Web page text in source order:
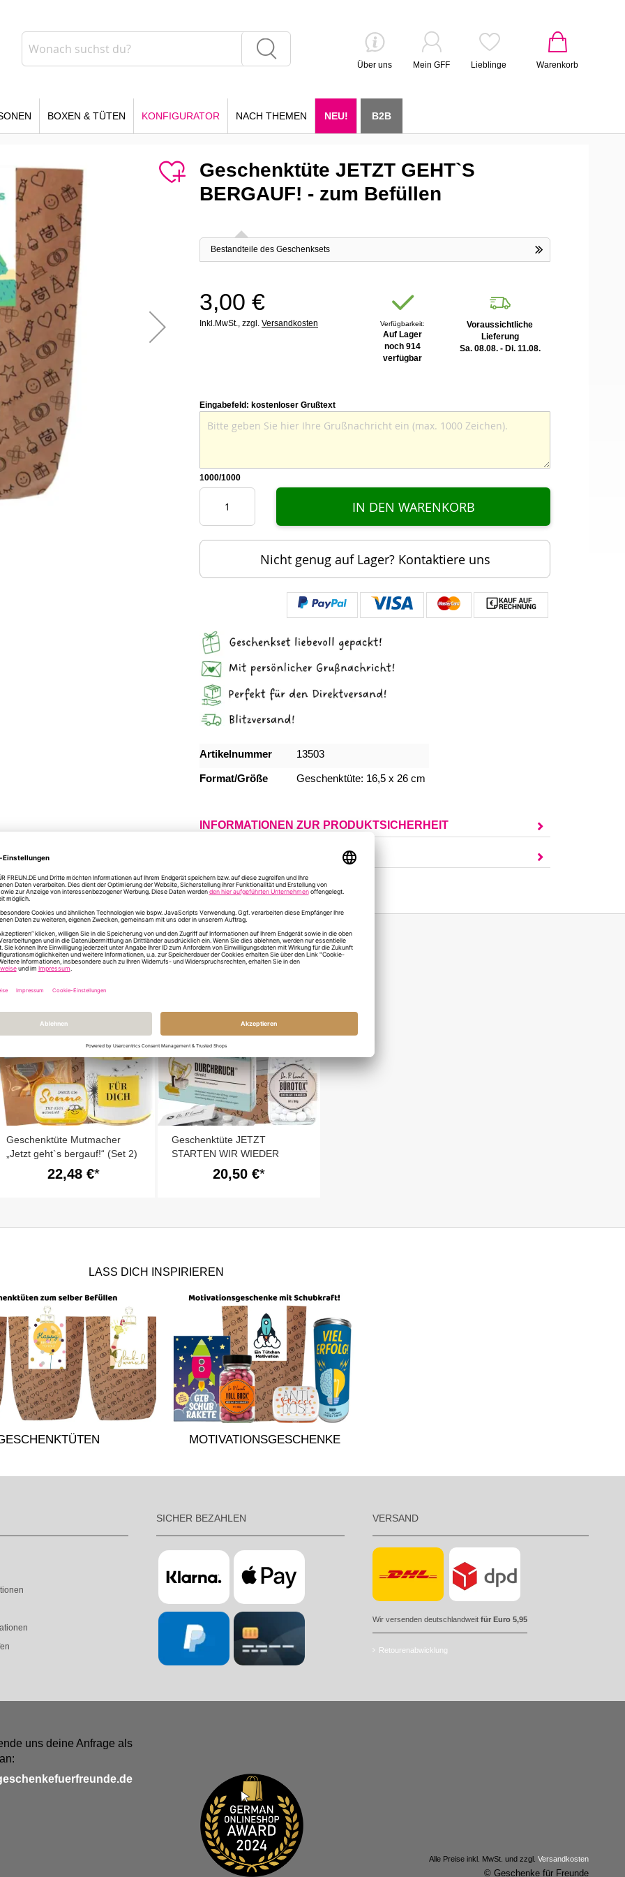
Warenkorb
Über uns Mein GFF Lieblinge
BOXEN & TÜTEN KONFIGURATOR NACH THEMEN NEU! B2B
Geschenktüte JETZT GEHT`S
BERGAUF! - zum Befüllen
Bestandteile des Geschenksets
3,00 €
Inkl.MwSt., zzgl. Versandkosten Verfügbarkeit:
Auf Lager
noch 914
verfügbar
Voraussichtliche
Lieferung
Sa. 08.08. - Di. 11.08.
Eingabefeld: kostenloser Grußtext
1000/1000
IN DEN WARENKORB
Nicht genug auf Lager? Kontaktiere uns
Mehr
Artikelnummer 13503
Format/Größe Geschenktüte: 16,5 x 26 cm
INFORMATIONEN ZUR PRODUKTSICHERHEIT
DU HAST NOCH FRAGEN?
ÄHNLICHE PRODUKTE
Geschenktüte Mutmacher
„Jetzt geht`s bergauf!“ (Set 2)
22,48 €
Geschenktüte JETZT
STARTEN WIR WIEDER
DURCH! # 120,50 €
LASS DICH INSPIRIEREN
MOTIVATIONSGESCHENKE
SICHER BEZAHLEN VERSAND
Wir versenden deutschlandweit für Euro 5,95
Retourenabwicklung
uns deine Anfrage als
Alle Preise inkl. MwSt. und zzgl. Versandkosten
© Geschenke für Freunde